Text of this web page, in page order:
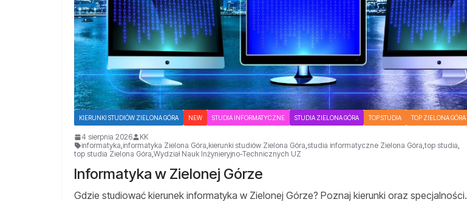
KIERUNKI STUDIÓW ZIELONA GÓRA NEW STUDIA INFORMATYCZNE STUDIA ZIELONA GÓRA TOP STUDIA TOP ZIELONA GÓRA
4 sierpnia 2026
KK
informatyka informatyka Zielona Góra kierunki studiów Zielona Góra studia informatyczne Zielona Góra top studia
top studia Zielona Góra Wydział Nauk Inżynieryjno-Technicznych UZ
Informatyka w Zielonej Górze
Gdzie studiować kierunek informatyka w Zielonej Górze? Poznaj kierunki oraz specjalności.